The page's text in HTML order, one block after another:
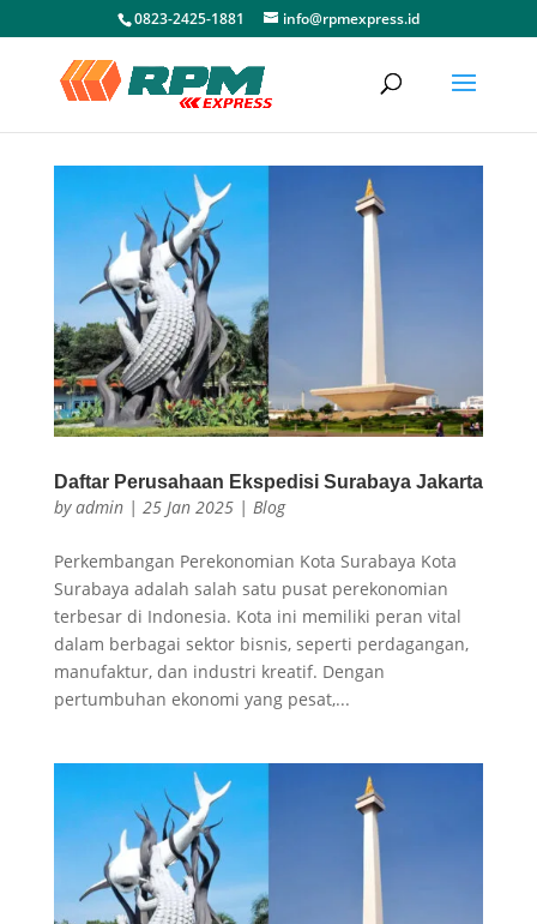
0823-2425-1881 info@rpmexpress.id
Daftar Perusahaan Ekspedisi Surabaya Jakarta
byadmin| 25 Jan 2025| Blog
Perkembangan Perekonomian Kota Surabaya Kota
Surabaya adalah salah satu pusat perekonomian
terbesar di Indonesia. Kota ini memiliki peran vital
dalam berbagai sektor bisnis, seperti perdagangan,
manufaktur, dan industri kreatif. Dengan
pertumbuhan ekonomi yang pesat,...